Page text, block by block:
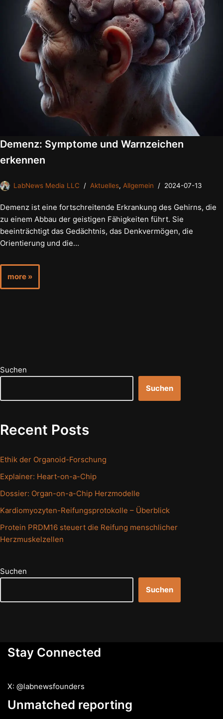
Demenz: Symptome und Warnzeichen
erkennen
LabNews Media LLC Aktuelles, Allgemein 2024-07-13
Demenz ist eine fortschreitende Erkrankung des Gehirns, die
zu einem Abbau der geistigen Fähigkeiten führt. Sie
beeinträchtigt das Gedächtnis, das Denkvermögen, die
Orientierung und die…
more »
Suchen
Suchen
Recent Posts
Ethik der Organoid-Forschung
Explainer: Heart-on-a-Chip
Dossier: Organ-on-a-Chip Herzmodelle
Kardiomyozyten-Reifungsprotokolle – Überblick
Protein PRDM16 steuert die Reifung menschlicher
Herzmuskelzellen
Suchen
Suchen
Stay Connected
X: @labnewsfounders
Unmatched reporting